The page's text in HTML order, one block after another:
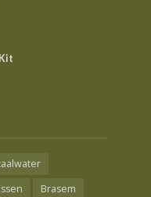
Brasem